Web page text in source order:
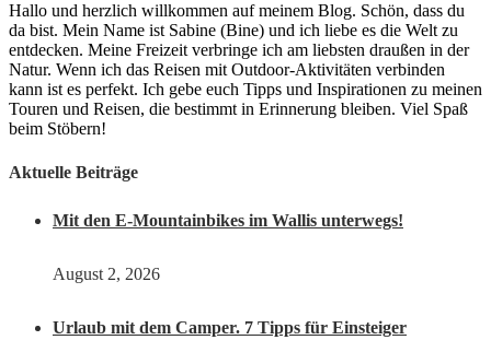
Hallo und herzlich willkommen auf meinem Blog. Schön, dass du
da bist. Mein Name ist Sabine (Bine) und ich liebe es die Welt zu
entdecken. Meine Freizeit verbringe ich am liebsten draußen in der
Natur. Wenn ich das Reisen mit Outdoor-Aktivitäten verbinden
kann ist es perfekt. Ich gebe euch Tipps und Inspirationen zu meinen
Touren und Reisen, die bestimmt in Erinnerung bleiben. Viel Spaß
beim Stöbern!
Aktuelle Beiträge
Mit den E-Mountainbikes im Wallis unterwegs!
August 2, 2026
Urlaub mit dem Camper. 7 Tipps für Einsteiger